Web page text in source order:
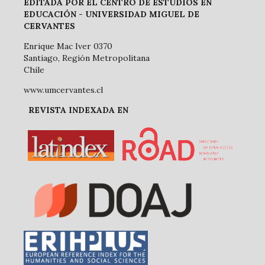
EDITADA POR EL CENTRO DE ESTUDIOS EN
EDUCACIÓN - UNIVERSIDAD MIGUEL DE
CERVANTES
Enrique Mac Iver 0370
Santiago, Región Metropolitana
Chile
www.umcervantes.cl
REVISTA INDEXADA EN